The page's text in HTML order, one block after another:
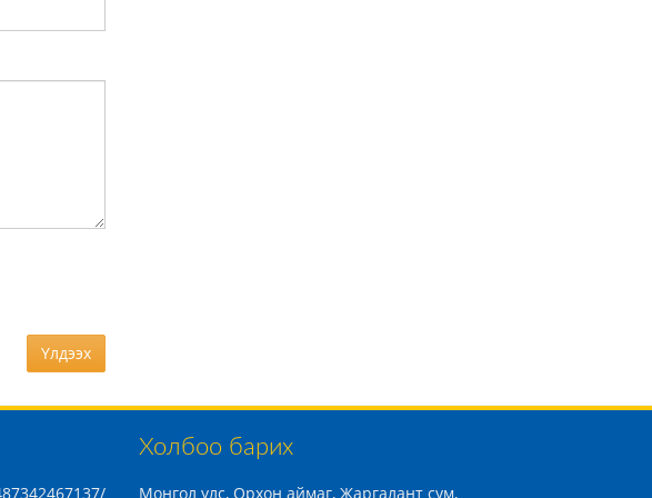
Үлдээх
Холбоо барих
Монгол улс, Орхон аймаг, Жаргалант сум,